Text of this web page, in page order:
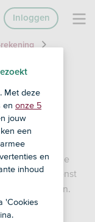
Inloggen
rekening
je bij de
in bij de
Belastingdienst
te regelen.
Met deze
en onze 5
jouw
een
en
inhoud
'Cookies